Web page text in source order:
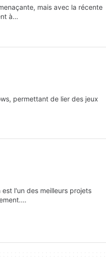
mais avec la récente
à…
permettant de lier des jeux
l'un des meilleurs projets